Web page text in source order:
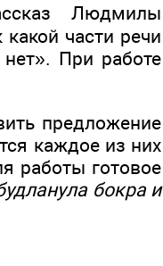
Людмилы
части речи
При работе
предложение
каждое из них
работы готовое
бокра и